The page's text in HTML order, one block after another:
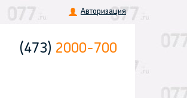
Авторизация
(473) 2000-700